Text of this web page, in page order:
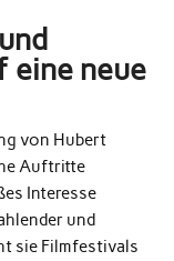
eine neue
von Hubert
Auftritte
Interesse
und
sie Filmfestivals